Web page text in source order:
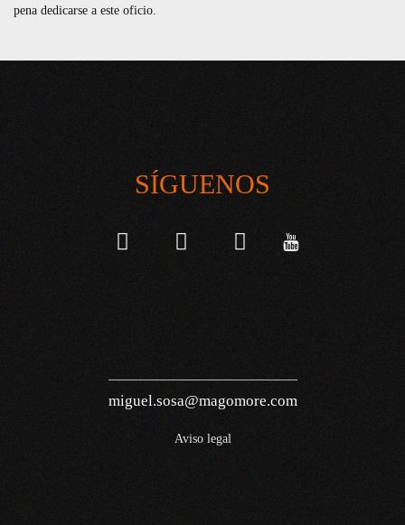
pena dedicarse a este oficio.
SÍGUENOS
miguel.sosa@magomore.com
Aviso legal